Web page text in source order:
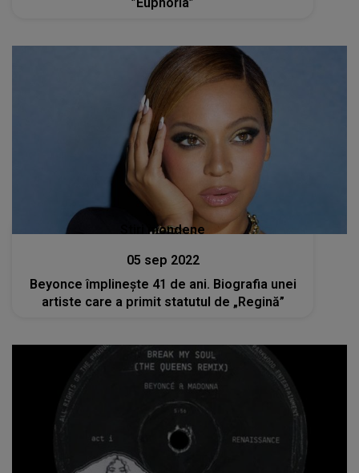
Stiri mondene
05 sep 2022
Beyonce împlineşte 41 de ani. Biografia unei
artiste care a primit statutul de „Regină”